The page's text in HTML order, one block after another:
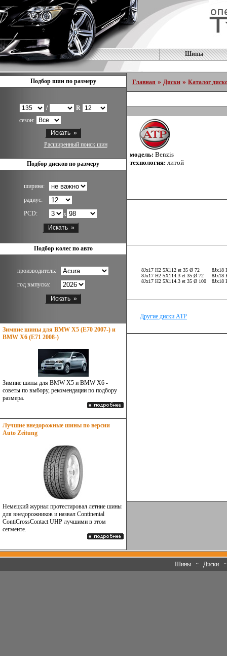
Шины
Подбор шин по размеру
/
R
сезон:
Расширенный поиск шин
Подбор дисков по размеру
ширина:
радиус:
PCD:
x
Подбор колес по авто
производитель:
год выпуска:
Зимние шины для BMW X5 (E70 2007-) и
BMW X6 (E71 2008-)
Зимние шины для BMW X5 и BMW X6 -
советы по выбору, рекомендации по подбору
размера.
Лучшие внедорожные шины по версии
Auto Zeitung
Немецкий журнал протестировал летние шины
для внедорожников и назвал Continental
ContiCrossContact UHP лучшими в этом
сегменте.
Главная » Диски » Каталог
модель: Benzis
технология: литой
8Jx17 H2 5X112 et 35 Ø 72
8Jx17 H2 5X114.3 et 35 Ø 72
8Jx17 H2 5X114.3 et 35 Ø 100
8Jx18
8Jx18
8Jx18
Другие диски ATP
Шины :: Диски